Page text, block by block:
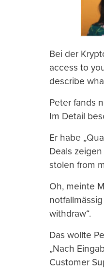
Bei der
access to
describe
Peter fands
Im Detail
Er habe
Deals
stolen from
Oh, meinte
withdraw“.
Das wollte
„Nach
Customer